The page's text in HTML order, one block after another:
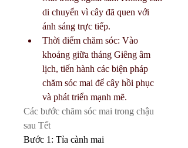
di chuyển vì cây đã quen với
ánh sáng trực tiếp.
Thời điểm chăm sóc: Vào
khoảng giữa tháng Giêng âm
lịch, tiến hành các biện pháp
chăm sóc mai để cây hồi phục
và phát triển mạnh mẽ.
Các bước chăm sóc mai trong chậu
sau Tết
Bước 1: Tỉa cành mai